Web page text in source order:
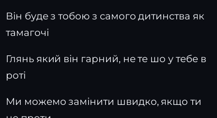
Він буде з тобою з самого дитинства як
тамагочі
Глянь який він гарний, не те шо у тебе в
роті
Ми можемо замінити швидко, якщо ти